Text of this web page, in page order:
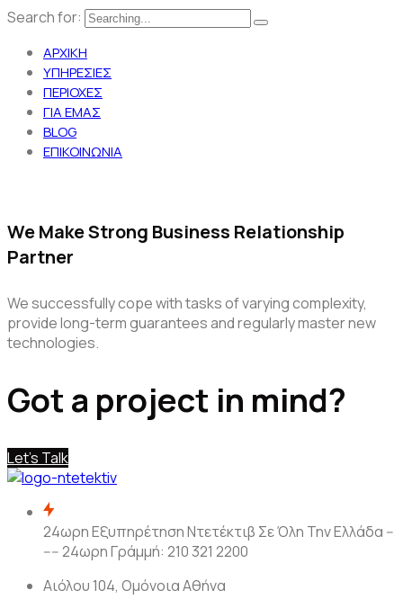
Search for:
ΑΡΧΙΚΗ
ΥΠΗΡΕΣΙΕΣ
ΠΕΡΙΟΧΕΣ
ΓΙΑ ΕΜΑΣ
BLOG
ΕΠΙΚΟΙΝΩΝΙΑ
We Make Strong Business Relationship
Partner
We successfully cope with tasks of varying complexity,
provide long-term guarantees and regularly master new
technologies.
Got a project in mind?
Let's Talk
24ωρη Εξυπηρέτηση Ντετέκτιβ Σε Όλη Την Ελλάδα --
---- 24ωρη Γράμμή: 210 321 2200
Αιόλου 104, Ομόνοια Αθήνα